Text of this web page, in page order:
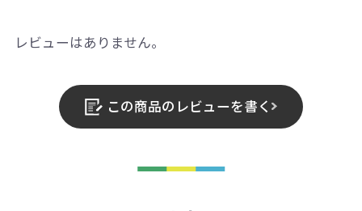
レビューはありません。
この商品のレビューを書く